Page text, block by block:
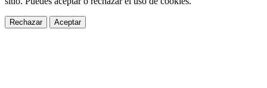
Rechazar Aceptar